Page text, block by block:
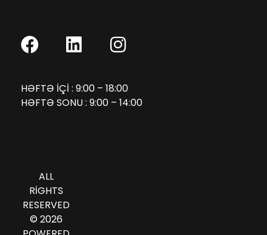
HƏFTƏ IÇI : 9:00 – 18:00
HƏFTƏ SONU : 9:00 – 14:00
ALL
RIGHTS
RESERVED
© 2026